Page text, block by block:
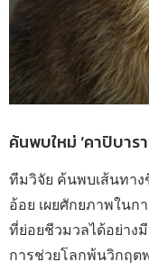
ค้นพบใหม่ ‘คาปิบาร
ทีมวิจัย ค้นพบเส้นทาง
อ้อย เผยศักยภาพในก
ที่ย่อยชีวมวลได้อย่าง
การช่วยโลกพ้นวิกฤตพ